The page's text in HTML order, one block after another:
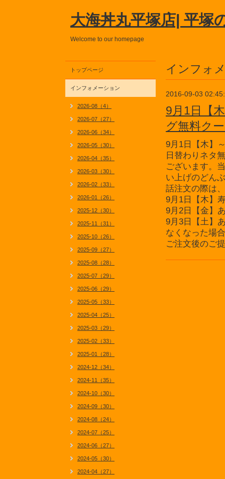
大海丼丸平塚店| 平塚
Welcome to our homepage
インフォ
2016-09-03
9月1日【
グ無料ク
9月1日【木】
日替わりネタ
ございます。
い上げのどん
話注文の際は
9月1日【木】
9月2日【金】
9月3日【土】
なくなった場
ご注文後のご
トップページ
インフォメーション
2026-08（4）
2026-07（27）
2026-06（34）
2026-05（30）
2026-04（35）
2026-03（30）
2026-02（33）
2026-01（26）
2025-12（30）
2025-11（31）
2025-10（26）
2025-09（27）
2025-08（28）
2025-07（29）
2025-06（29）
2025-05（33）
2025-04（25）
2025-03（29）
2025-02（33）
2025-01（28）
2024-12（34）
2024-11（35）
2024-10（30）
2024-09（30）
2024-08（24）
2024-07（25）
2024-06（27）
2024-05（30）
2024-04（27）